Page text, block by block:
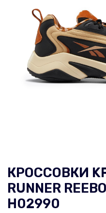
КРОССОВКИ
RUNNER
H02990